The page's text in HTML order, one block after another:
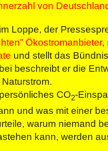
von
Loppe, der
Ökostromanbieter,
und stellt das
beschreibt er die
CO2-
und was mit einer
warum niemand
kann, werden